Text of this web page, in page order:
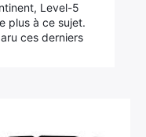
Level-5
plus à ce sujet.
ces derniers